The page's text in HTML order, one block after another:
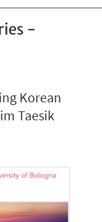
-
Korean
Taesik